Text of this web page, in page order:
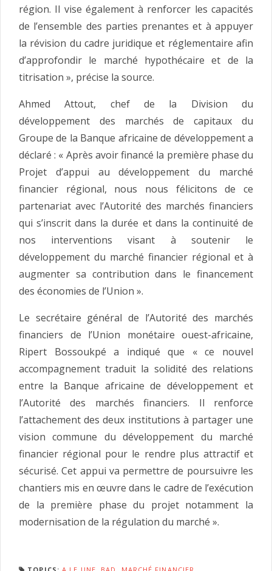
région. Il vise également à renforcer les capacités
de l’ensemble des parties prenantes et à appuyer
la révision du cadre juridique et réglementaire afin
d’approfondir le marché hypothécaire et de la
titrisation », précise la source.
Ahmed Attout, chef de la Division du
développement des marchés de capitaux du
Groupe de la Banque africaine de développement a
déclaré : « Après avoir financé la première phase du
Projet d’appui au développement du marché
financier régional, nous nous félicitons de ce
partenariat avec l’Autorité des marchés financiers
qui s’inscrit dans la durée et dans la continuité de
nos interventions visant à soutenir le
développement du marché financier régional et à
augmenter sa contribution dans le financement
des économies de l’Union ».
Le secrétaire général de l’Autorité des marchés
financiers de l’Union monétaire ouest-africaine,
Ripert Bossoukpé a indiqué que « ce nouvel
accompagnement traduit la solidité des relations
entre la Banque africaine de développement et
l’Autorité des marchés financiers. Il renforce
l’attachement des deux institutions à partager une
vision commune du développement du marché
financier régional pour le rendre plus attractif et
sécurisé. Cet appui va permettre de poursuivre les
chantiers mis en œuvre dans le cadre de l’exécution
de la première phase du projet notamment la
modernisation de la régulation du marché ».